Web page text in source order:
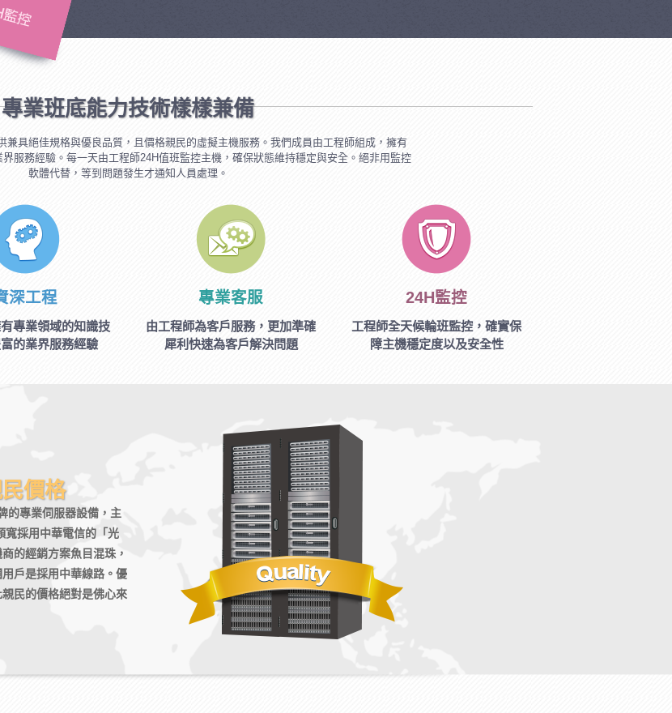
專業班底能力技術樣樣兼備
兼具絕佳規格與優良品質，且價格親民的虛擬主機服務。我們成員由工程師組成，擁有
服務經驗。每一天由工程師24H值班監控主機，確保狀態維持穩定與安全。絕非用監控
軟體代替，等到問題發生才通知人員處理。
深工程
專業領域的知識技
的業界服務經驗
專業客服
由工程師為客戶服務，更加準確
犀利快速為客戶解決問題
24H監控
工程師全天候輪班監控，確實保
障主機穩定度以及安全性
價格
的專業伺服器設備，主
寬採用中華電信的「光
的經銷方案魚目混珠，
戶是採用中華線路。優
民的價格絕對是佛心來